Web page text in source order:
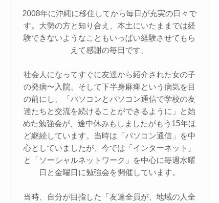
2008年に沖縄に移住してから毎日が充実の日々で
す。大勢の方と知り合え、本土にいたままでは経
験できないようなこともいっぱい経験させてもら
えて感謝の毎日です。
社会人になってすぐに友達から紹介された女の子
の発病〜入院、そして下半身麻痺という病気を目
の前にし、「パソコンとパソコン通信で学校の友
達たちと交流を続けることができるように」と始
めた勉強会が、途中休みもしましたがもう15年ほ
ど継続しています。当時は「パソコン通信」を中
心としていましたが、今では「インターネット」
と「ソーシャルネットワーク」を中心に毎週水曜
日と金曜日に勉強会を開催しています。
当時、自分が目指した「友達全員が、地域の人全